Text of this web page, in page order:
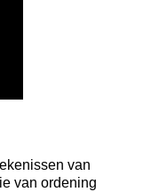
van
van ordening